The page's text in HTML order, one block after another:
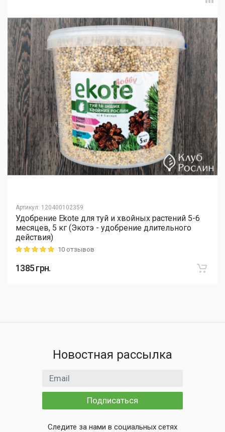
Артикул: 120400102359
Удобрение Ekote для туй и хвойных растений 5-6
месяцев, 5 кг (Экотэ - удобрение длительного
действия)
Rating: 5 out of 510 отзывов
1385грн.
Новостная рассылка
Email адрес
Подписаться
Следите за нами в социальных сетях